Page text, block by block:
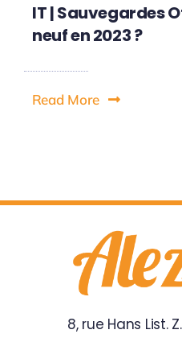
IT | Sauvegardes
neuf en 2023 ?
Read More
8, rue Hans List.